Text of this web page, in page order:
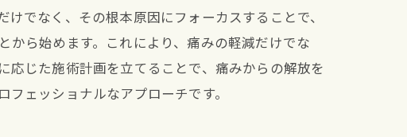
プでなく、その根本原因にフォーカスすることで、
ら始めます。これにより、痛みの軽減だけでな
応じた施術計画を立てることで、痛みからの解放を
ェッショナルなアプローチです。